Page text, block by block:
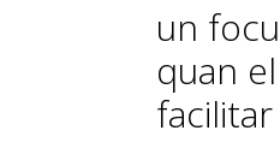
un
quan